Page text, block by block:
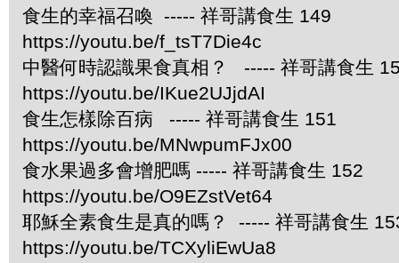
食生的幸福召喚 ----- 祥哥講食生 149
https://youtu.be/f_tsT7Die4c
中醫何時認識果食真相？ ----- 祥哥講食生
https://youtu.be/IKue2UJjdAI
食生怎樣除百病 ----- 祥哥講食生 151
https://youtu.be/MNwpumFJx00
食水果過多會增肥嗎 ----- 祥哥講食生 152
https://youtu.be/O9EZstVet64
耶穌全素食生是真的嗎？ ----- 祥哥講食生
https://youtu.be/TCXyliEwUa8